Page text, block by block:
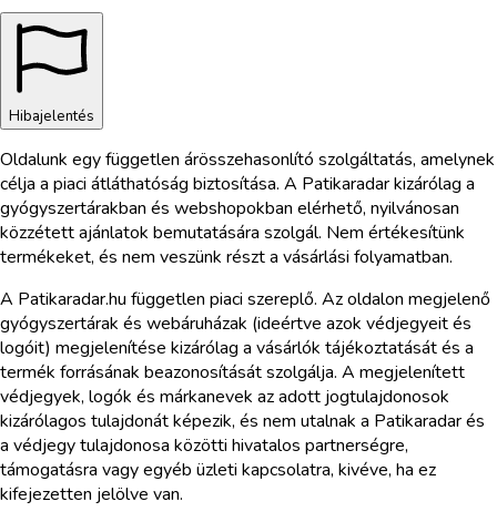
Hibajelentés
Oldalunk egy független árösszehasonlító szolgáltatás, amelynek
célja a piaci átláthatóság biztosítása. A Patikaradar kizárólag a
gyógyszertárakban és webshopokban elérhető, nyilvánosan
közzétett ajánlatok bemutatására szolgál. Nem értékesítünk
termékeket, és nem veszünk részt a vásárlási folyamatban.
A Patikaradar.hu független piaci szereplő. Az oldalon megjelenő
gyógyszertárak és webáruházak (ideértve azok védjegyeit és
logóit) megjelenítése kizárólag a vásárlók tájékoztatását és a
termék forrásának beazonosítását szolgálja. A megjelenített
védjegyek, logók és márkanevek az adott jogtulajdonosok
kizárólagos tulajdonát képezik, és nem utalnak a Patikaradar és
a védjegy tulajdonosa közötti hivatalos partnerségre,
támogatásra vagy egyéb üzleti kapcsolatra, kivéve, ha ez
kifejezetten jelölve van.